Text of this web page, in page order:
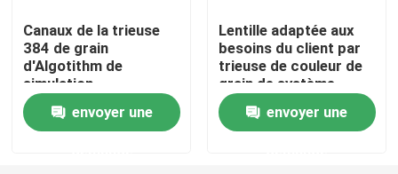
Trieuse Nuts de couleur
trieuse en plastique de couleur
Canaux de la trieuse
384 de grain
d'Algotithm de
simulation
envoyer une
Lentille adaptée aux
besoins du client par
trieuse de couleur de
grain de système
d'image de CCD de
5400 pixelsenvoyer une